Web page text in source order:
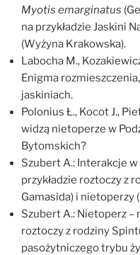
Myotis emarginatus
na przykładzie Jaskini
(Wyżyna Krakowska).
Labocha M.,
Enigma
jaskiniach.
Polonius Ł., Kocot J.,
widzą nietoperze w
Bytomskich?
Szubert A.: Interakcje
przykładzie roztoczy z
Gamasida) i
Szubert A.: Nietoperz
roztoczy z rodziny
pasożytniczego trybu